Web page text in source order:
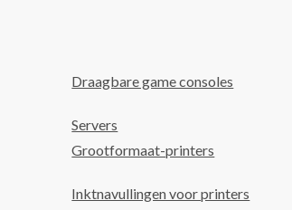
Draagbare game consoles
Servers
Grootformaat-printers
Inktnavullingen voor printers